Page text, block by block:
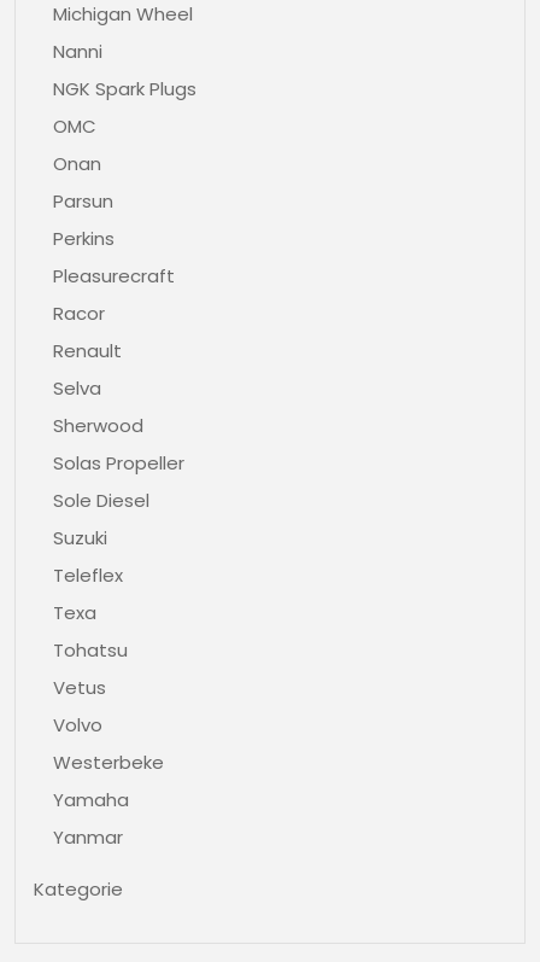
Michigan Wheel
Nanni
NGK Spark Plugs
OMC
Onan
Parsun
Perkins
Pleasurecraft
Racor
Renault
Selva
Sherwood
Solas Propeller
Sole Diesel
Suzuki
Teleflex
Texa
Tohatsu
Vetus
Volvo
Westerbeke
Yamaha
Yanmar
Kategorie